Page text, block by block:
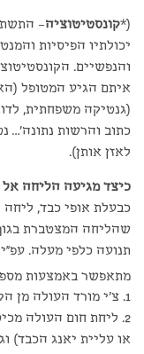
(*קונסטיטוציה–
יכולתיו הפיסיות
והנפשיים.
איתם הגיע המטופל
(גנטיקה משפחתית,
כתוב והרשות נתונה'…
לאזן אותן).
כיצד מגיעה הליחה
כבעלת אופי כבד,
שהליחה המצטברת
תנועה כלפי מעלה.
מתאפשר באמצעות
1. צ'י מורד העולה מן הקיבה וגורם לערפול ההכרה.
2. ליחת חום העולה
או עליית יאנג הכבד)